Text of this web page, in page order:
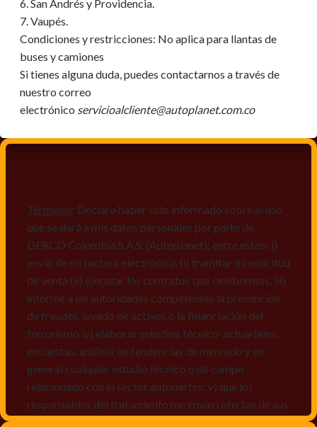
6. San Andrés y Providencia.
7. Vaupés.
Condiciones y restricciones: No aplica para llantas de
buses y camiones
Si tienes alguna duda, puedes contactarnos a través de
nuestro correo
electrónico servicioalcliente@autoplanet.com.co
Términos: Declaro haber sido informado sobre el uso
que se dará a mis datos personales por parte de
DERCO Colombia S.A.S. (Autoplanet); entre estos: i)
envío de mi factura electrónica, (i) tramitar mi solicitud
de venta (ii) ejecutar los contratos que celebremos, iii)
informe a las autoridades competentes la presunción
de fraudes, lavado de activos o la financiación del
terrorismo iv) elaborar estudios técnico-actuariales,
encuestas, análisis de tendencias de mercado y en
general cualquier estudio técnico o de campo
relacionado con el sector autopartes; v) que los
responsables del tratamiento me envíen ofertas de sus